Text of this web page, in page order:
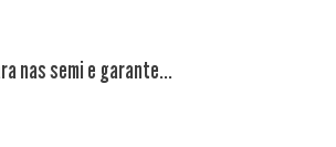
nas semi e garante...